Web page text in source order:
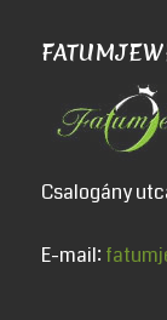
Csalogány
E-mail: